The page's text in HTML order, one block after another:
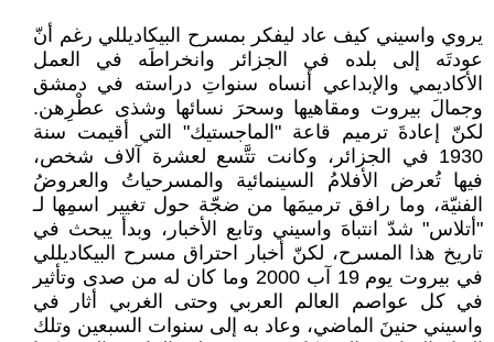
يروي واسيني كيف عاد ليفكر بمسرح البيكاديللي رغم أنّ
عودتَه إلى بلده في الجزائر وانخراطَه في العمل
الأكاديمي والإبداعي أنساه سنواتِ دراسته في دمشق
وجمالَ بيروت ومقاهيها وسحرَ نسائها وشذى عطْرِهن.
لكنّ إعادةَ ترميم قاعة "الماجستيك" التي أقيمت سنة
1930 في الجزائر، وكانت تتَّسع لعشرة آلاف شخص،
فيها تُعرض الأفلامُ السينمائية والمسرحياتُ والعروضُ
الفنيّة، وما رافق ترميمَها من ضجّة حول تغيير اسمِها لـ
"أتلاس" شدّ انتباهَ واسيني وتابع الأخبار، وبدأ يبحث في
تاريخ هذا المسرح، لكنّ أخبار احتراق مسرح البيكاديللي
في بيروت يوم 19 آب 2000 وما كان له من صدى وتأثير
في كل عواصم العالم العربي وحتى الغربي أثار في
واسيني حنينَ الماضي، وعاد به إلى سنوات السبعين وتلك